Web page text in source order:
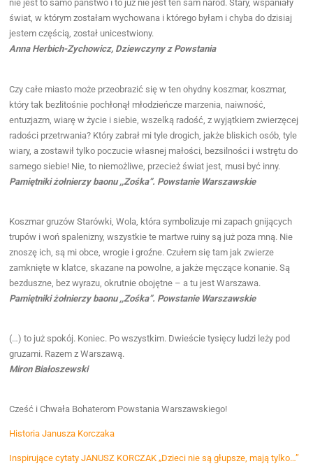
nie jest to samo państwo i to już nie jest ten sam naród. Stary, wspaniały
świat, w którym zostałam wychowana i którego byłam i chyba do dzisiaj
jestem częścią, został unicestwiony.
Anna Herbich-Zychowicz, Dziewczyny z Powstania
Czy całe miasto może przeobrazić się w ten ohydny koszmar, koszmar,
który tak bezlitośnie pochłonął młodzieńcze marzenia, naiwność,
entuzjazm, wiarę w życie i siebie, wszelką radość, z wyjątkiem zwierzęcej
radości przetrwania? Który zabrał mi tyle drogich, jakże bliskich osób, tyle
wiary, a zostawił tylko poczucie własnej małości, bezsilności i wstrętu do
samego siebie! Nie, to niemożliwe, przecież świat jest, musi być inny.
Pamiętniki żołnierzy baonu ,,Zośka”. Powstanie Warszawskie
Koszmar gruzów Starówki, Wola, która symbolizuje mi zapach gnijących
trupów i woń spalenizny, wszystkie te martwe ruiny są już poza mną. Nie
znoszę ich, są mi obce, wrogie i groźne. Czułem się tam jak zwierze
zamknięte w klatce, skazane na powolne, a jakże męczące konanie. Są
bezduszne, bez wyrazu, okrutnie obojętne – a tu jest Warszawa.
Pamiętniki żołnierzy baonu ,,Zośka”. Powstanie Warszawskie
(…) to już spokój. Koniec. Po wszystkim. Dwieście tysięcy ludzi leży pod
gruzami. Razem z Warszawą.
Miron Białoszewski
Cześć i Chwała Bohaterom Powstania Warszawskiego!
Historia Janusza Korczaka
Inspirujące cytaty JANUSZ KORCZAK „Dzieci nie są głupsze, mają tylko…”